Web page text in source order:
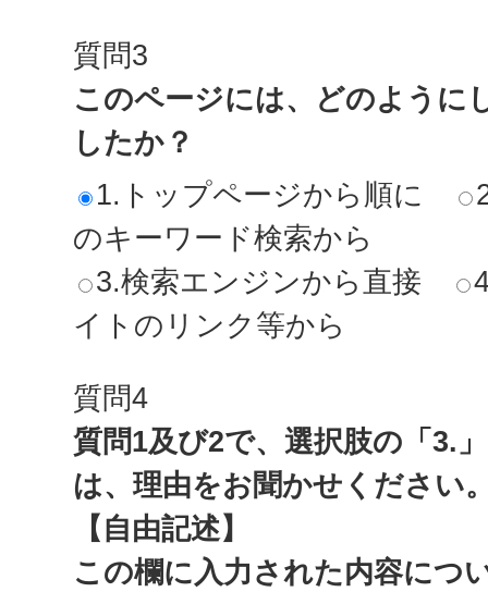
質問3
このページには、どのように
したか？
1.トップページから順に
のキーワード検索から
3.検索エンジンから直接
イトのリンク等から
質問4
質問1及び2で、選択肢の「3.
は、理由をお聞かせください
【自由記述】
この欄に入力された内容につ